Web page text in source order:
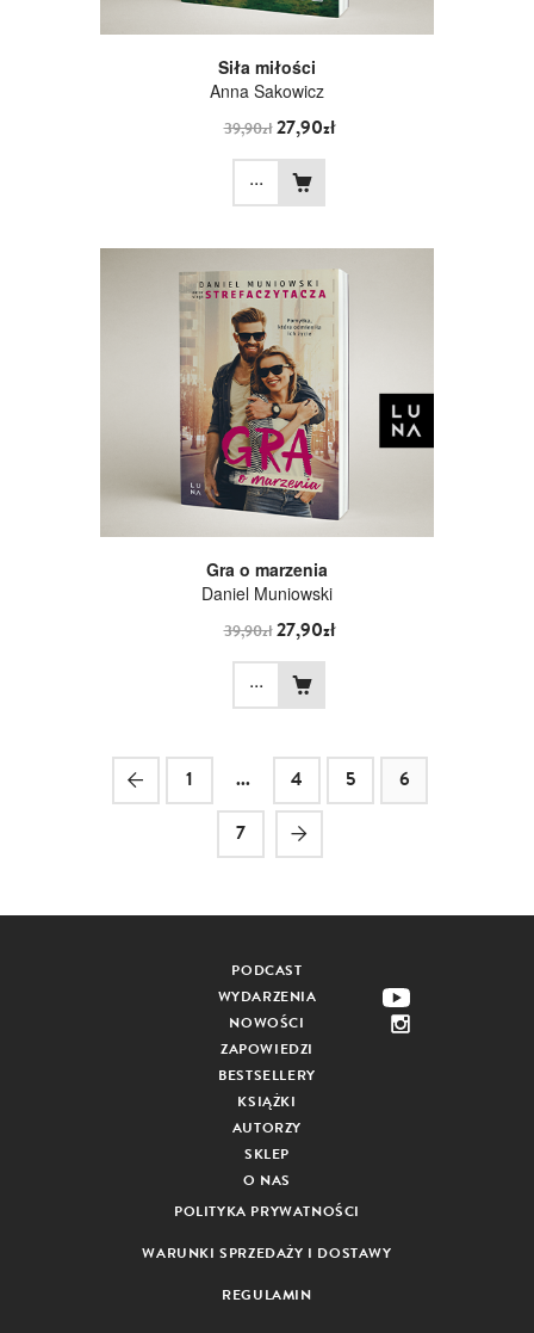
Siła miłości
Anna Sakowicz
39,90zł27,90zł
...
Gra o marzenia
Daniel Muniowski
39,90zł27,90zł
...
1 ... 4 5
6
7
PODCAST
WYDARZENIA
NOWOŚCI
ZAPOWIEDZI
BESTSELLERY
KSIĄŻKI
AUTORZY
SKLEP
O NAS
POLITYKA PRYWATNOŚCI
WARUNKI SPRZEDAŻY I DOSTAWY
REGULAMIN